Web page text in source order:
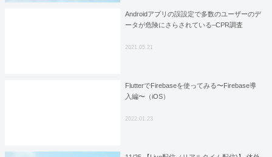
Androidアプリの誤設定で多数のユーザーのデ
ータが危険にさらされている–CPR調査
2021.05.21
FlutterでFirebaseを使ってみる〜Firebase導
入編〜（iOS）
2022.01.23